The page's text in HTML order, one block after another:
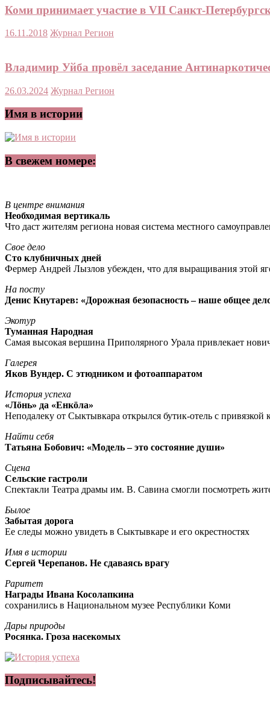
Коми принимает участие в VII Санкт-
16.11.2018 Журнал Регион
Владимир Уйба провёл заседание
26.03.2024 Журнал Регион
Имя в истории
В свежем номере:
В центре внимания
Необходимая вертикаль
Что даст жителям региона новая система местного
Свое дело
Сто клубничных дней
Фермер Андрей Лызлов убежден, что для выращивания этой
На посту
Денис Кнутарев: «Дорожная безопасность – наше общее
Экотур
Туманная Народная
Самая высокая вершина Приполярного Урала привлекает
Галерея
Яков Вундер. С этюдником и фотоаппаратом
История успеха
«Лöнь» да «Енкöла»
Неподалеку от Сыктывкара открылся бутик-отель с привязкой
Найти себя
Татьяна Бобович: «Модель – это состояние души»
Сцена
Сельские гастроли
Спектакли Театра драмы им. В. Савина смогли посмотреть
Былое
Забытая дорога
Ее следы можно увидеть в Сыктывкаре и его окрестностях
Имя в истории
Сергей Черепанов. Не сдаваясь врагу
Раритет
Награды Ивана Косолапкина
сохранились в Национальном музее Республики Коми
Дары природы
Росянка. Гроза насекомых
Подписывайтесь!